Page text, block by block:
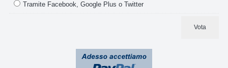
Staffe
Tramite Facebook, Google Plus o Twitter
Vota